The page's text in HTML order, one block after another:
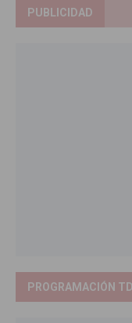
PUBLICIDAD
PROGRAMACIÓN